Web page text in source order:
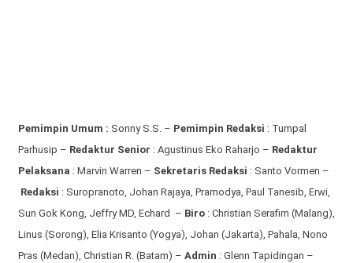
Pemimpin Umum : Sonny S.S. – Pemimpin Redaksi : Tumpal
Parhusip – Redaktur Senior : Agustinus Eko Raharjo – Redaktur
Pelaksana : Marvin Warren – Sekretaris Redaksi : Santo Vormen –
Redaksi : Suropranoto, Johan Rajaya, Pramodya, Paul Tanesib, Erwi,
Sun Gok Kong, Jeffry MD, Echard – Biro: Christian Serafim (Malang),
Linus (Sorong), Elia Krisanto (Yogya), Johan (Jakarta), Pahala, Nono
Pras (Medan), Christian R. (Batam) – Admin : Glenn Tapidingan –